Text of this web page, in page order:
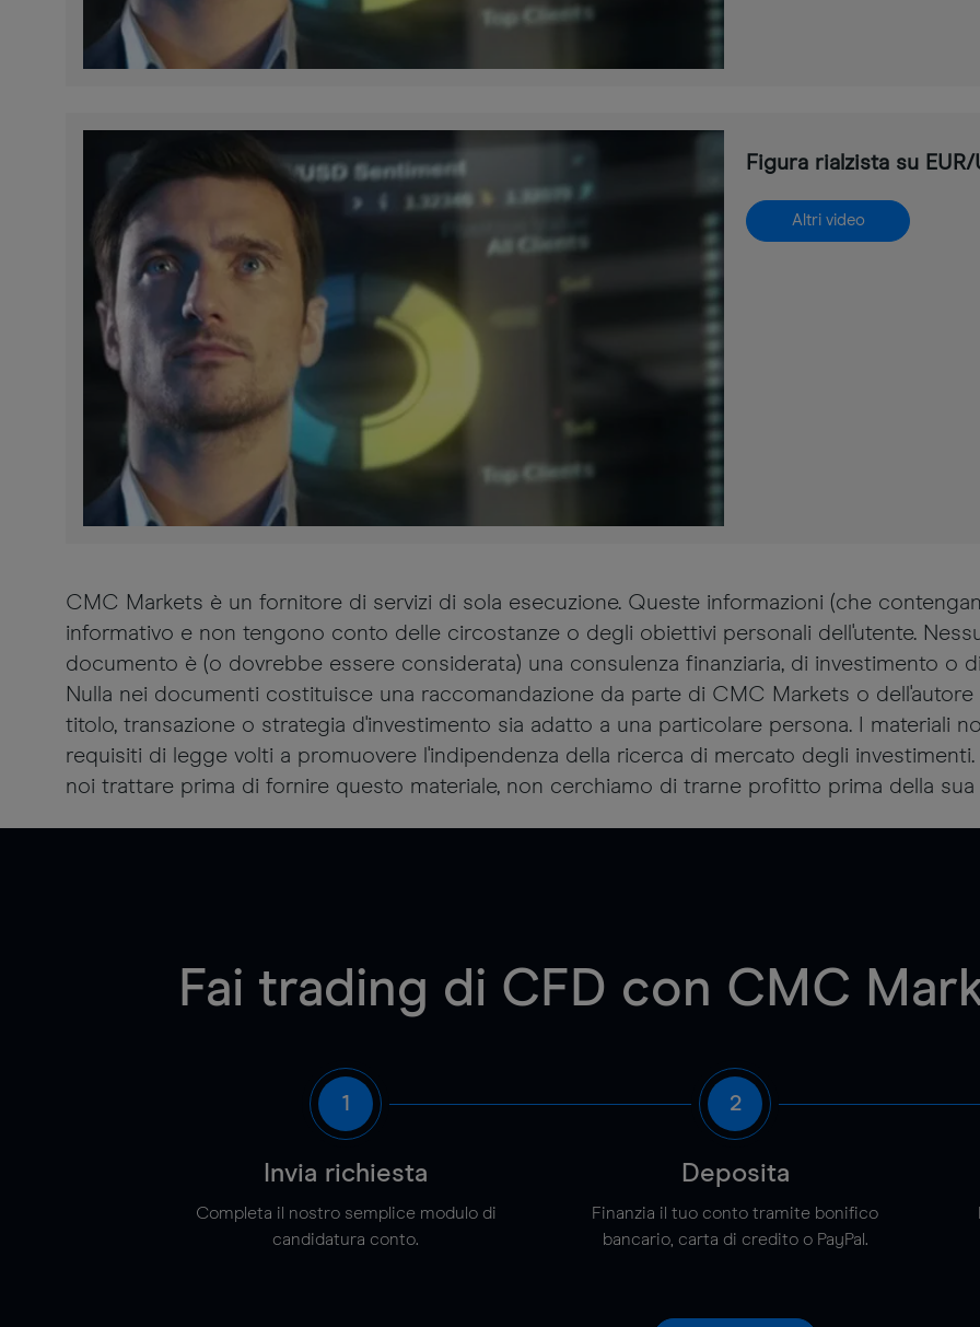
Figura rialzista su EUR/
Altri video
CMC Markets è un fornitore di servizi di sola esecuzione. Queste informazioni (che
informativo e non tengono conto delle circostanze o degli obiettivi personali dell'utente.
documento è (o dovrebbe essere considerata) una consulenza finanziaria, di investimento o
Nulla nei documenti costituisce una raccomandazione da parte di CMC Markets o
titolo, transazione o strategia d'investimento sia adatto a una particolare persona. I materiali
requisiti di legge volti a promuovere l'indipendenza della ricerca di mercato degli
noi trattare prima di fornire questo materiale, non cerchiamo di trarne profitto prima della sua
Fai trading di CFD con CMC
1
Invia richiesta
Completa il nostro semplice modulo di
candidatura conto.
2
Deposita
Finanzia il tuo conto tramite bonifico
bancario, carta di credito o PayPal.